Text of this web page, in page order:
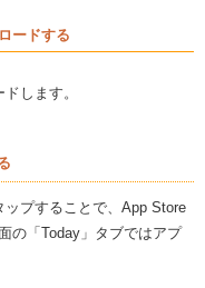
ードする
します。
プすることで、App Store
の「Today」タブではアプ